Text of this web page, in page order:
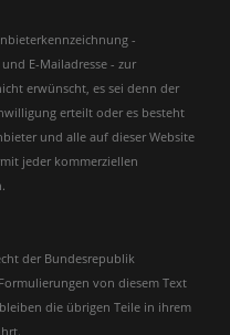
-
E-Mailadresse - zur
erwünscht, es sei denn der
erteilt oder es besteht
und alle auf dieser Website
jeder kommerziellen
der Bundesrepublik
von diesem Text
die übrigen Teile in ihrem